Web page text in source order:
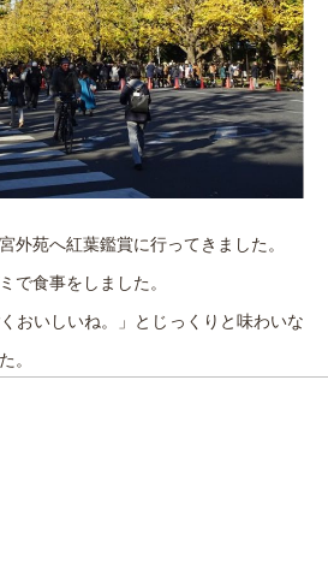
外苑へ紅葉鑑賞に行ってきました。
食事をしました。
おいしいね。」とじっくりと味わいな
。